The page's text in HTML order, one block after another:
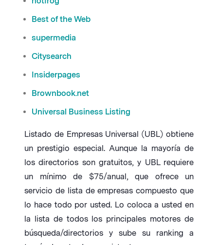
Best of the Web
supermedia
Citysearch
Insiderpages
Brownbook.net
Universal Business Listing
Listado de Empresas Universal (UBL) obtiene
un prestigio especial. Aunque la mayoría de
los directorios son gratuitos, y UBL requiere
un mínimo de $75/anual, que ofrece un
servicio de lista de empresas compuesto que
lo hace todo por usted. Lo coloca a usted en
la lista de todos los principales motores de
búsqueda/directorios y sube su ranking a